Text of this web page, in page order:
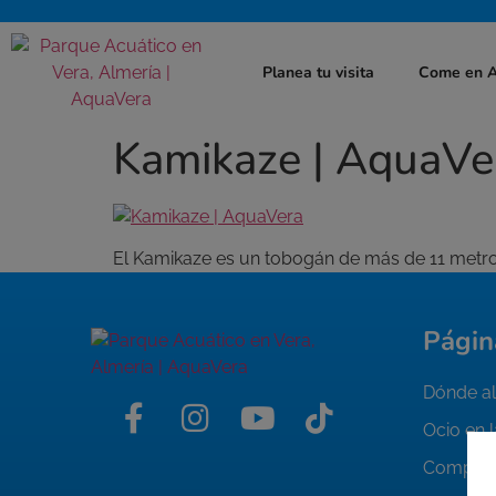
Planea tu visita Come en
Kamikaze |
El Kamikaze es un tobogán de más de 11
Dónde
Ocio en
Compra